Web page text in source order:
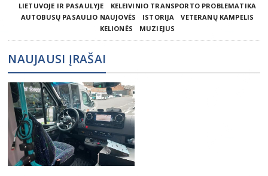
LIETUVOJE IR PASAULYJE
KELEIVINIO TRANSPORTO PROBLEMATIKA
AUTOBUSŲ PASAULIO NAUJOVĖS
ISTORIJA
VETERANŲ KAMPELIS
KELIONĖS
MUZIEJUS
NAUJAUSI ĮRAŠAI